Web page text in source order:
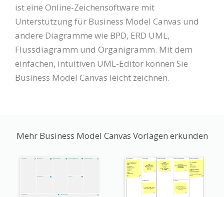
ist eine Online-Zeichensoftware mit
Unterstützung für Business Model Canvas und
andere Diagramme wie BPD, ERD UML,
Flussdiagramm und Organigramm. Mit dem
einfachen, intuitiven UML-Editor können Sie
Business Model Canvas leicht zeichnen.
Mehr Business Model Canvas Vorlagen erkunden